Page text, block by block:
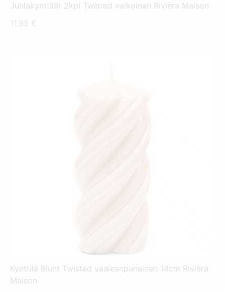
Juhlakynttilät 2kpl Twisted valkoinen Rivièra Maison
11,95 €
Kynttilä Blunt Twisted vaaleanpunainen 14cm Rivièra
Maison